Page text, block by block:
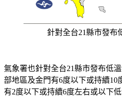
氣象署也針對全台21縣市發布低
部地區及金門有6度以下或持續10